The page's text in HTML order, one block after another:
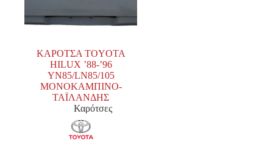
ΚΑΡΟΤΣΑ TOYOTA
HILUX ’88-’96
YN85/LN85/105
ΜΟΝΟΚΑΜΠΙΝΟ-
ΤΑΪΛΑΝΔΗΣ
Καρότσες